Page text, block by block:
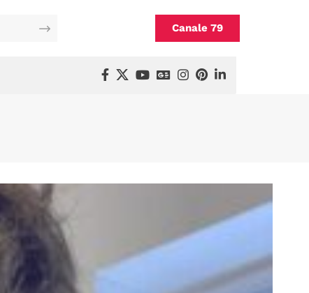
Canale 79